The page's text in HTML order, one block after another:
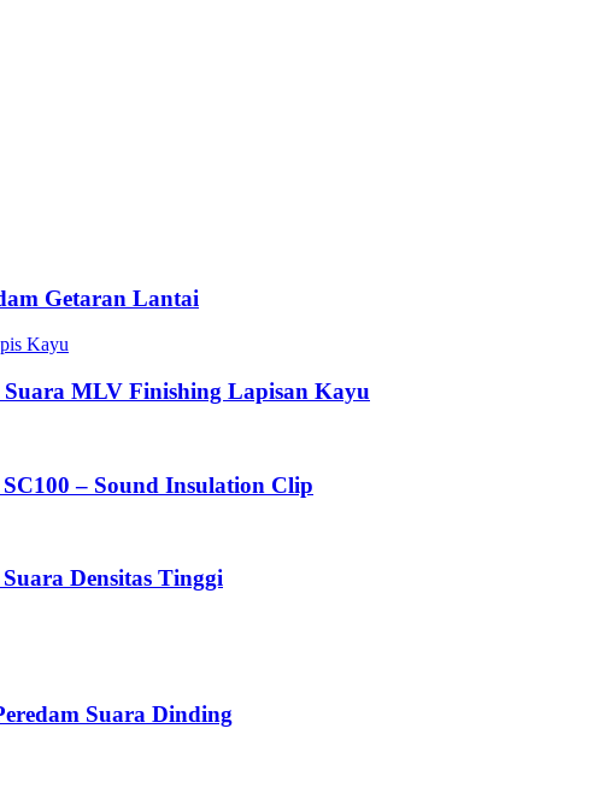
Getaran Lantai
Suara MLV Finishing Lapisan Kayu
– Sound Insulation Clip
Densitas Tinggi
Suara Dinding